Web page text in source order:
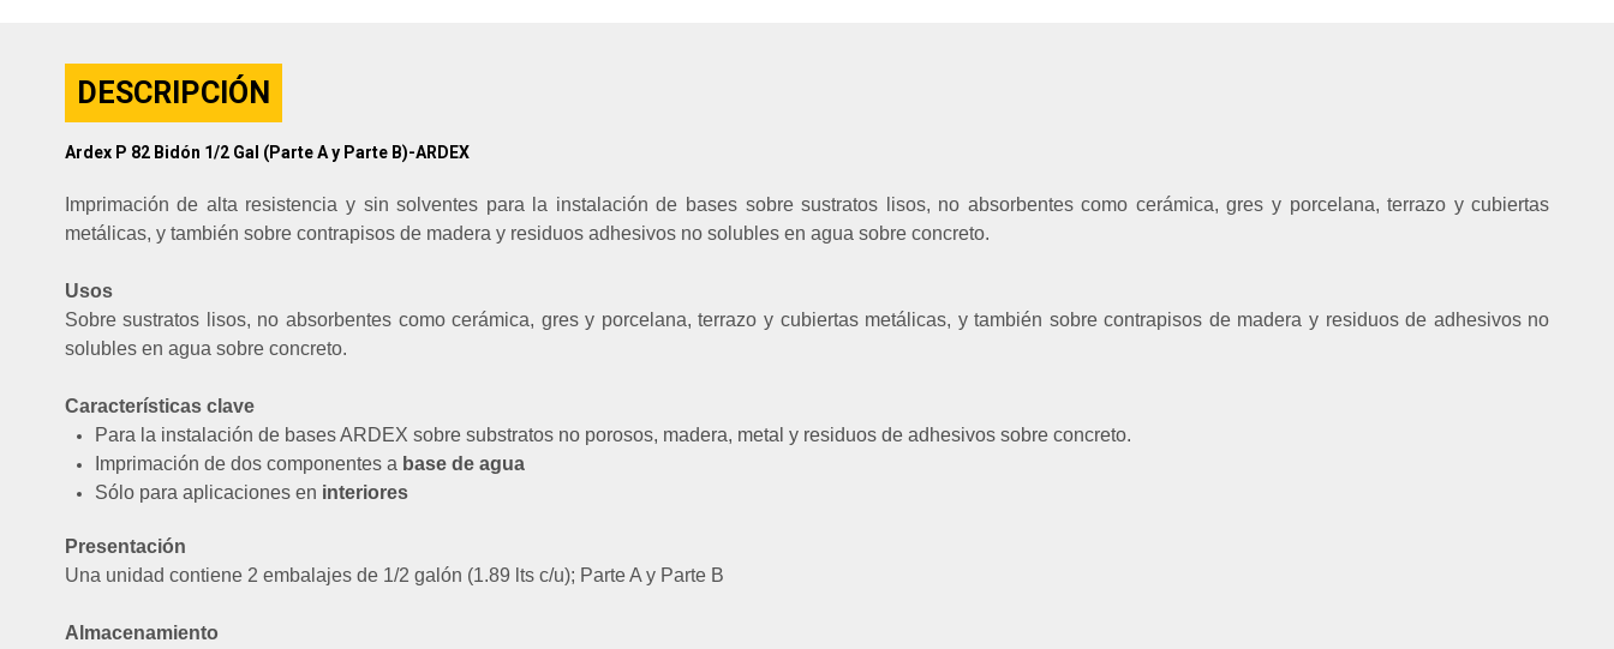
DESCRIPCIÓN
Ardex P 82 Bidón 1/2 Gal (Parte A y Parte B)-ARDEX
Imprimación de alta resistencia y sin solventes para la instalación de bases sobre sustratos lisos, no absorbentes como cerámica, gres y porcelana, terrazo y cubiertas
metálicas, y también sobre contrapisos de madera y residuos adhesivos no solubles en agua sobre concreto.
Usos
Sobre sustratos lisos, no absorbentes como cerámica, gres y porcelana, terrazo y cubiertas metálicas, y también sobre contrapisos de madera y residuos de adhesivos no
solubles en agua sobre concreto.
Características clave
Para la instalación de bases ARDEX sobre substratos no porosos, madera, metal y residuos de adhesivos sobre concreto.
Imprimación de dos componentes a base de agua
Sólo para aplicaciones en interiores
Presentación
Una unidad contiene 2 embalajes de 1/2 galón (1.89 lts c/u); Parte A y Parte B
Almacenamiento